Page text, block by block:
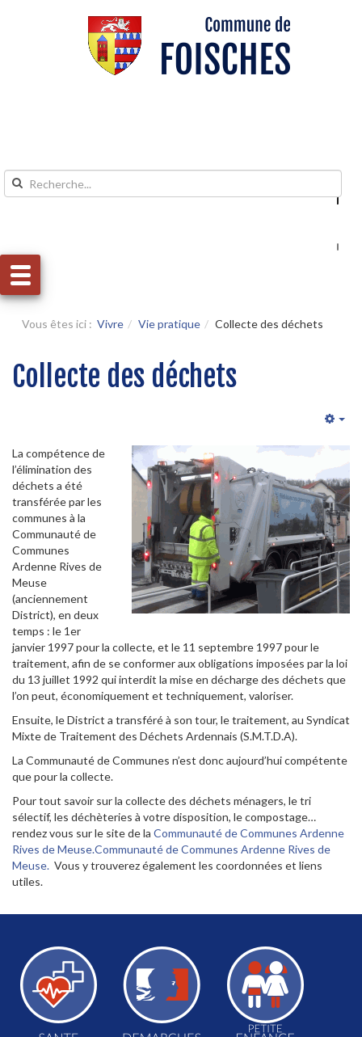
Aller au menu
Vous êtes ici : Vivre Vie pratique Collecte des déchets
Collecte des déchets
La compétence de
l’élimination des
déchets a été
transférée par les
communes à la
Communauté de
Communes
Ardenne Rives de
Meuse
(anciennement
District), en deux
temps : le 1er
janvier 1997 pour la collecte, et le 11 septembre 1997 pour le
traitement, afin de se conformer aux obligations imposées par la loi
du 13 juillet 1992 qui interdit la mise en décharge des déchets que
l’on peut, économiquement et techniquement, valoriser.
Ensuite, le District a transféré à son tour, le traitement, au Syndicat
Mixte de Traitement des Déchets Ardennais (S.M.T.D.A).
La Communauté de Communes n’est donc aujourd’hui compétente
que pour la collecte.
Pour tout savoir sur la collecte des déchets ménagers, le tri
sélectif, les déchèteries à votre disposition, le compostage…
rendez vous sur le site de la Communauté de Communes Ardenne
Rives de Meuse.Communauté de Communes Ardenne Rives de
Meuse. Vous y trouverez également les coordonnées et liens
utiles.